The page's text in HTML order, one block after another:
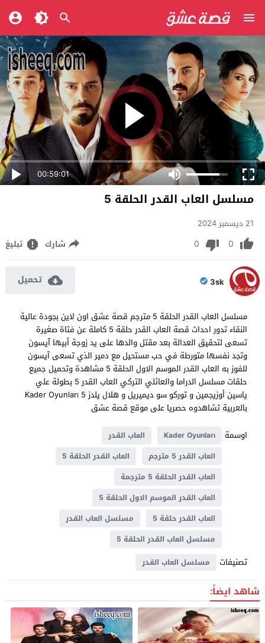
00:59:01
مسلسل العاب القدر الحلقة 5
21 ديسمبر 2024
0
0 شارك تبليغ
3sk تحميل
مسلسل العاب القدر الحلقة 5 مترجم قصة عشق اون لاين بجودة عالية
النقاء تدور احداث قصة العاب القدر حلقة 5 كاملة عن فتاة صغيرة
تسعى لتحقيق العدالة بعد مقتل والدها على يد زوجة أبيها آيسون
وتجد نفسها متورطة في حب مستحيل مع دمير الذي تسعى آيسون
للفوز به العاب القدر الموسم الاول الحلقة 5 مشاهدة وتحميل جميع
حلقات مسلسل الدراما والعائلي التركي العاب القدر 5 بطولة علي
ياسين أوزيجمين و توركو سو ديميريل و هلال يلدز Kader Oyunları 5
بالعربية تشاهدوه حصريا على موقع قصة عشق
اوسمة
Kader Oyunları
العاب القدر
العاب القدر 5 مترجم
العاب القدر الحلقة 5
العاب القدر الحلقة 5 مترجمة
العاب القدر الموسم الاول الحلقة 5
العاب القدر حلقة 5
مسلسل العاب القدر
مسلسل العاب القدر الحلقة 5
تصنيفات مسلسل العاب القدر
شاهد ايضاً: